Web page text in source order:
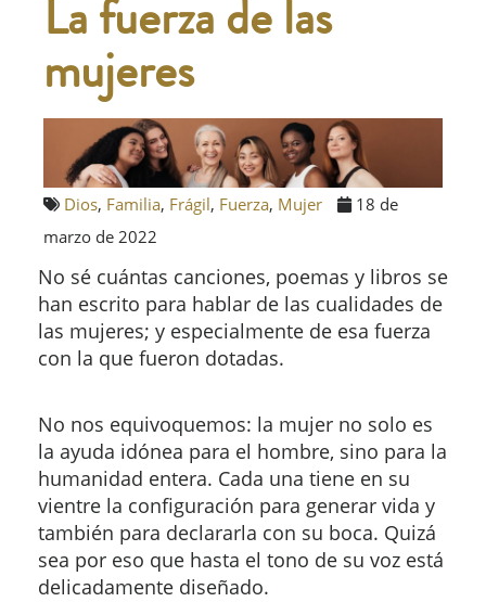
La fuerza de las
mujeres
Dios, Familia, Frágil, Fuerza, Mujer
18 de
marzo de 2022
No sé cuántas canciones, poemas y libros se
han escrito para hablar de las cualidades de
las mujeres; y especialmente de esa fuerza
con la que fueron dotadas.
No nos equivoquemos: la mujer no solo es
la ayuda idónea para el hombre, sino para la
humanidad entera. Cada una tiene en su
vientre la configuración para generar vida y
también para declararla con su boca. Quizá
sea por eso que hasta el tono de su voz está
delicadamente diseñado.